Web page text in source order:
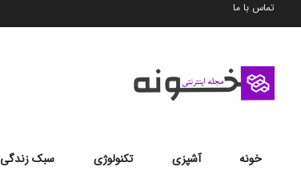
تماس با ما
خونه آشپزی تکنولوژی سبک زندگی